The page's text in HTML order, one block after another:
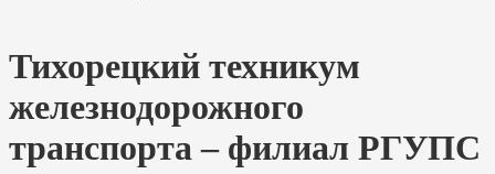
Тихорецкий техникум
железнодорожного
транспорта – филиал РГУПС